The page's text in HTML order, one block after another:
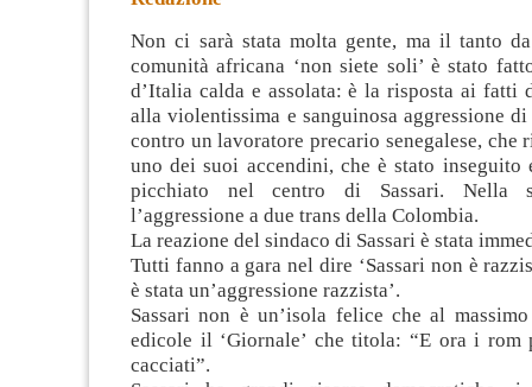
Non ci sarà stata molta gente, ma il tanto
comunità africana ‘non siete soli’ è stato
d’Italia calda e assolata: è la risposta ai fatti
alla violentissima e sanguinosa aggressione
contro un lavoratore precario senegalese, che
uno dei suoi accendini, che è stato inseguito
picchiato nel centro di Sassari. Nella
l’aggressione a due trans della Colombia.
La reazione del sindaco di Sassari è stata
Tutti fanno a gara nel dire ‘Sassari non è
è stata un’aggressione razzista’.
Sassari non è un’isola felice che al
edicole il ‘Giornale’ che titola: “E ora i rom
cacciati”.